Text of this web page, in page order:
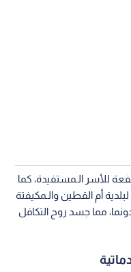
للأسر الـمستفيدة، كما
أم القطين والـمكيفتة
تبرعت بالأرض البالغة مساحتها 12 دونما، مما جسد روح التكافل